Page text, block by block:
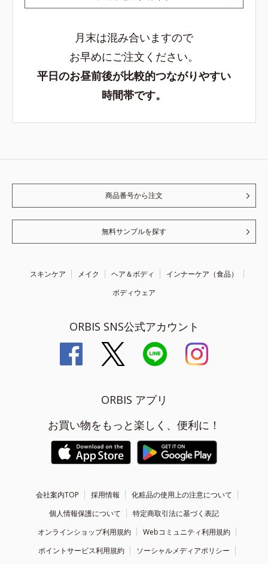
月末は混み合いますので
お早めにご注文ください。
平日のお昼前後が比較的つながりやすい
時間帯です。
商品番号から注文
無料サンプルを探す
スキンケア メイク ヘア＆ボディ
インナーケア（食品）
ボディウェア
ORBIS SNS公式アカウント
ORBIS アプリ
お買い物をもっと楽しく、便利に！
会社案内TOP 採用情報
化粧品の使用上の注意について
個人情報保護について
特定商取引法に基づく表記
オンラインショップ利用規約
Webコミュニティ利用規約
ポイントサービス利用規約
ソーシャルメディアポリシー